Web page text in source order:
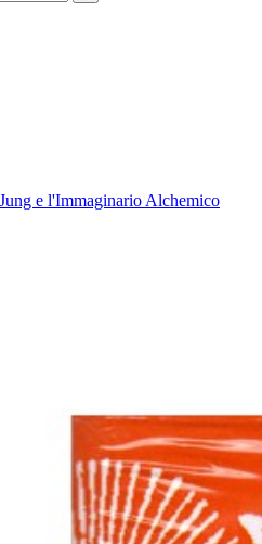
e l'Immaginario Alchemico